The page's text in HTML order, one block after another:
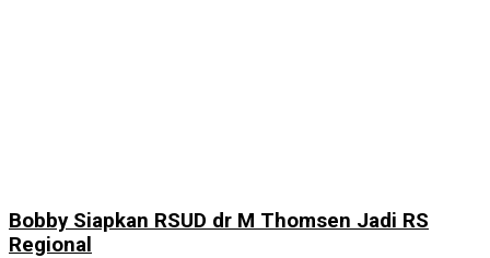
Bobby Siapkan RSUD dr M Thomsen Jadi RS
Regional